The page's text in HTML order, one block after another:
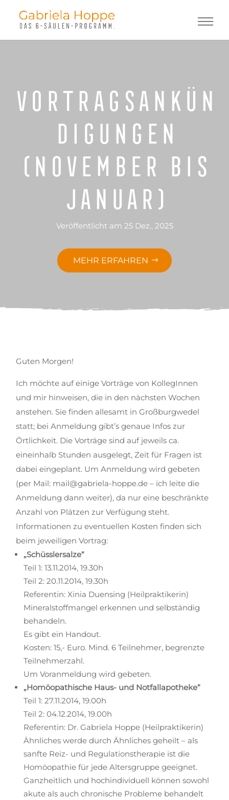
Vortragsankün
digungen
(November bis
Januar)
Veröffentlicht am 25 Dez., 2025
MEHR ERFAHREN
Guten Morgen!
Ich möchte auf einige Vorträge von KollegInnen
und mir hinweisen, die in den nächsten Wochen
anstehen. Sie finden allesamt in Großburgwedel
statt; bei Anmeldung gibt’s genaue Infos zur
Örtlichkeit. Die Vorträge sind auf jeweils ca.
eineinhalb Stunden ausgelegt, Zeit für Fragen ist
dabei eingeplant. Um Anmeldung wird gebeten
(per Mail: mail@gabriela-hoppe.de – ich leite die
Anmeldung dann weiter), da nur eine beschränkte
Anzahl von Plätzen zur Verfügung steht.
Informationen zu eventuellen Kosten finden sich
beim jeweiligen Vortrag:
„Schüsslersalze“
Teil 1: 13.11.2014, 19.30h
Teil 2: 20.11.2014, 19.30h
Referentin: Xinia Duensing (Heilpraktikerin)
Mineralstoffmangel erkennen und selbständig
behandeln.
Es gibt ein Handout.
Kosten: 15,- Euro. Mind. 6 Teilnehmer, begrenzte
Teilnehmerzahl.
Um Voranmeldung wird gebeten.
„Homöopathische Haus- und Notfallapotheke“
Teil 1: 27.11.2014, 19.00h
Teil 2: 04.12.2014, 19.00h
Referentin: Dr. Gabriela Hoppe (Heilpraktikerin)
Ähnliches werde durch Ähnliches geheilt – als
sanfte Reiz- und Regulationstherapie ist die
Homöopathie für jede Altersgruppe geeignet.
Ganzheitlich und hochindividuell können sowohl
akute als auch chronische Probleme behandelt